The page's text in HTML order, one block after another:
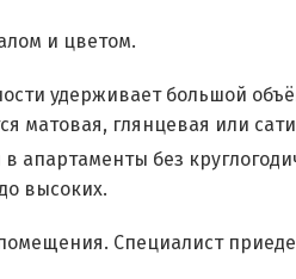
и цветом.
удерживает большой
матовая, глянцевая или
апартаменты без
высоких.
Специалист